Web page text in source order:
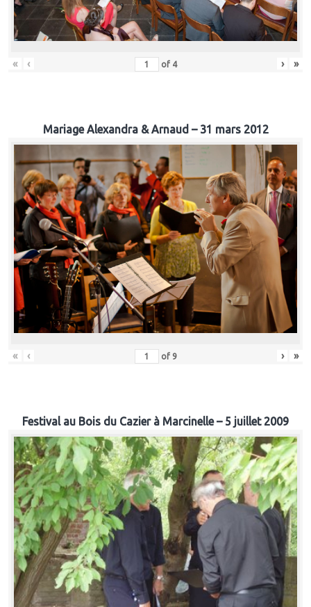
« ‹ of 4 › »
Mariage Alexandra & Arnaud – 31 mars 2012
« ‹ of 9 › »
Festival au Bois du Cazier à Marcinelle – 5 juillet 2009